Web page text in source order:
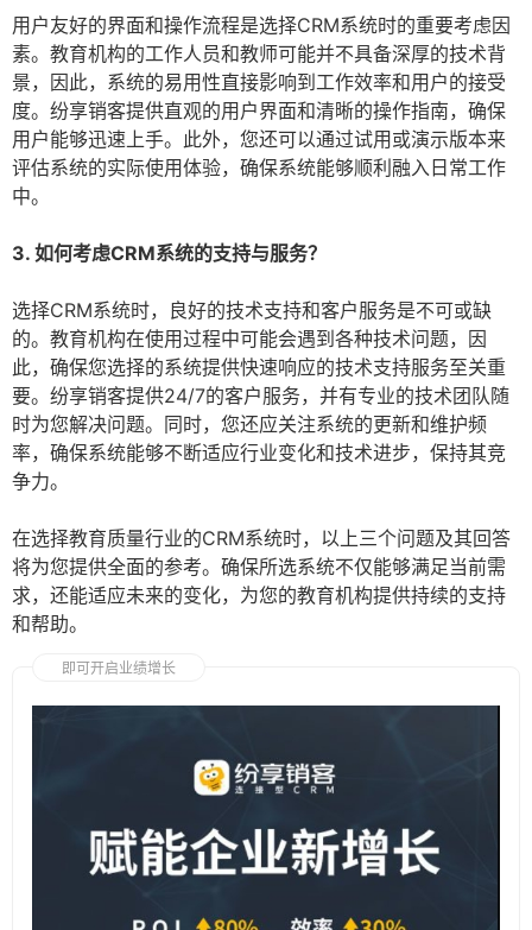
用户友好的界面和操作流程是选择CRM系统时的重要考虑因
素。教育机构的工作人员和教师可能并不具备深厚的技术背
景，因此，系统的易用性直接影响到工作效率和用户的接受
度。纷享销客提供直观的用户界面和清晰的操作指南，确保
用户能够迅速上手。此外，您还可以通过试用或演示版本来
评估系统的实际使用体验，确保系统能够顺利融入日常工作
中。
3. 如何考虑CRM系统的支持与服务？
选择CRM系统时，良好的技术支持和客户服务是不可或缺
的。教育机构在使用过程中可能会遇到各种技术问题，因
此，确保您选择的系统提供快速响应的技术支持服务至关重
要。纷享销客提供24/7的客户服务，并有专业的技术团队随
时为您解决问题。同时，您还应关注系统的更新和维护频
率，确保系统能够不断适应行业变化和技术进步，保持其竞
争力。
在选择教育质量行业的CRM系统时，以上三个问题及其回答
将为您提供全面的参考。确保所选系统不仅能够满足当前需
求，还能适应未来的变化，为您的教育机构提供持续的支持
和帮助。
即可开启业绩增长